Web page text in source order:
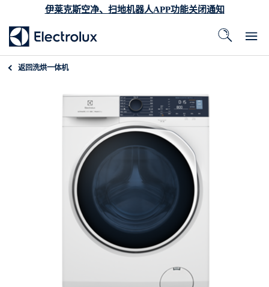
伊莱克斯空净、扫地机器人APP功能关闭通知
返回洗烘一体机